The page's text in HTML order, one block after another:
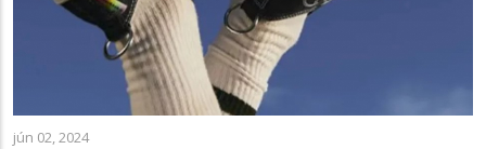
jún 02, 2024